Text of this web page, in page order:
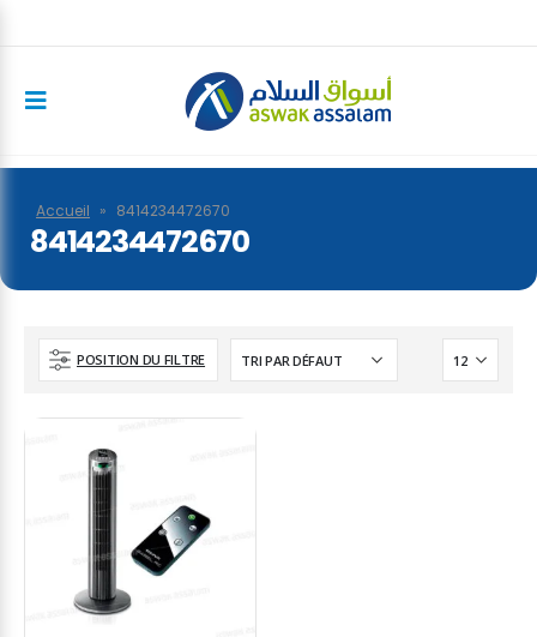
Accueil » 8414234472670
8414234472670
POSITION DU FILTRE